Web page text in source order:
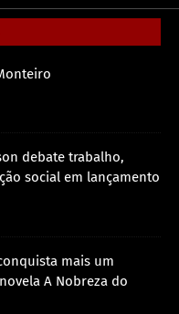
debate trabalho,
social em lançamento
mais um
A Nobreza do